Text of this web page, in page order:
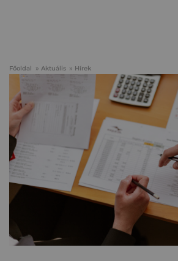
Főoldal Aktuális Hírek